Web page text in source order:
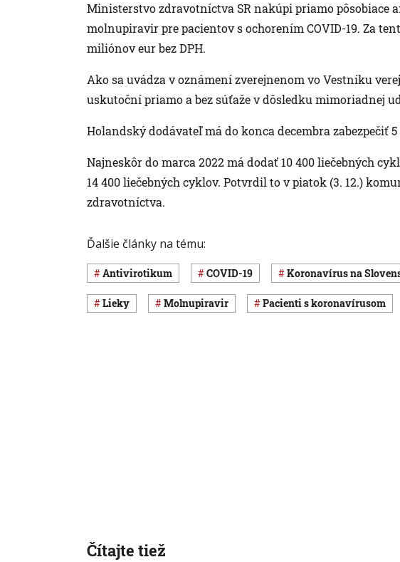
Ministerstvo zdravotníctva SR nakúpi priamo
molnupiravir pre pacientov s ochorením COVID-19. Za
miliónov eur bez DPH.
Ako sa uvádza v oznámení zverejnenom vo Vestníku
uskutoční priamo a bez súťaže v dôsledku mimoriadnej
Holandský dodávateľ má do konca decembra zabezpečiť
Najneskôr do marca 2022 má dodať 10 400 liečebných
14 400 liečebných cyklov. Potvrdil to v piatok (3. 12.)
zdravotníctva.
Ďalšie články na tému:
antivirotikum COVID-19 koronavírus na
lieky molnupiravir pacienti s koronavírusom
Čítajte tiež